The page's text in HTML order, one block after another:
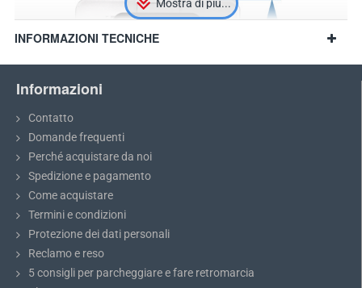
Consiglio:Prima di acquistare, misurate le dimensioni dell'area
dedicata alla telecamera sopra la targa e confrontatele con il
modello scelto.
INFORMAZIONI TECNICHE
Informazioni
Contatto
Domande frequenti
Perché acquistare da noi
Spedizione e pagamento
Come acquistare
Termini e condizioni
Protezione dei dati personali
Reclamo e reso
5 consigli per parcheggiare e fare retromarcia